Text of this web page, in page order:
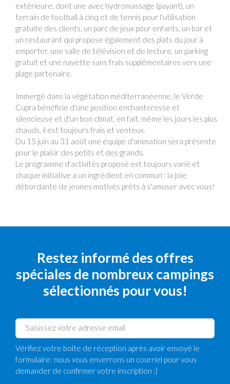
extérieure, dont une avec hydromassage (payant), un
terrain de football à cinq et de tennis pour l'utilisation
gratuite des clients, un parc de jeux pour enfants, un bar et
un restaurant qui propose également des plats du jour à
emporter, une salle de télévision et de lecture, un parking
gratuit et une navette sans frais supplémentaires vers une
plage partenaire.
Immergé dans la végétation méditerranéenne, le Verde
Cupra bénéficie d'une position enchanteresse et
silencieuse et d'un bon climat, en fait, même les jours les plus
chauds, il est toujours frais et venteux.
Du 15 juin au 31 août une équipe d'animation sera présente
pour le plaisir des petits et des grands.
Le programme d'activités proposé est toujours varié et
chaque initiative a un ingrédient en commun : la joie
débordante de jeunes motivés prêts à s'amuser avec vous!
Restez informé des offres
spéciales de nombreux campings
sélectionnés pour vous!
Vérifiez votre boîte de réception après avoir envoyé le
formulaire: nous vous enverrons un courriel pour vous
demander de confirmer votre inscription :)